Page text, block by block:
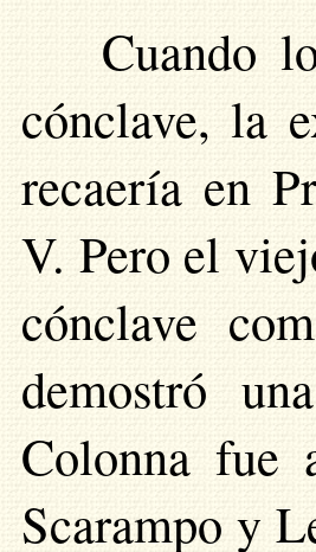
Cuando
cónclave, la
recaería en
V. Pero el
cónclave
demostró
Colonna fue
Scarampo y